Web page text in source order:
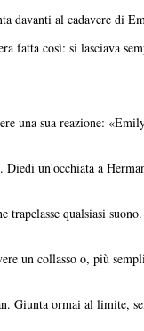
davanti al cadavere di
fatta così: si lasciava
una sua reazione:
un'occhiata a
qualsiasi
un collasso o, più
Giunta ormai al limite,